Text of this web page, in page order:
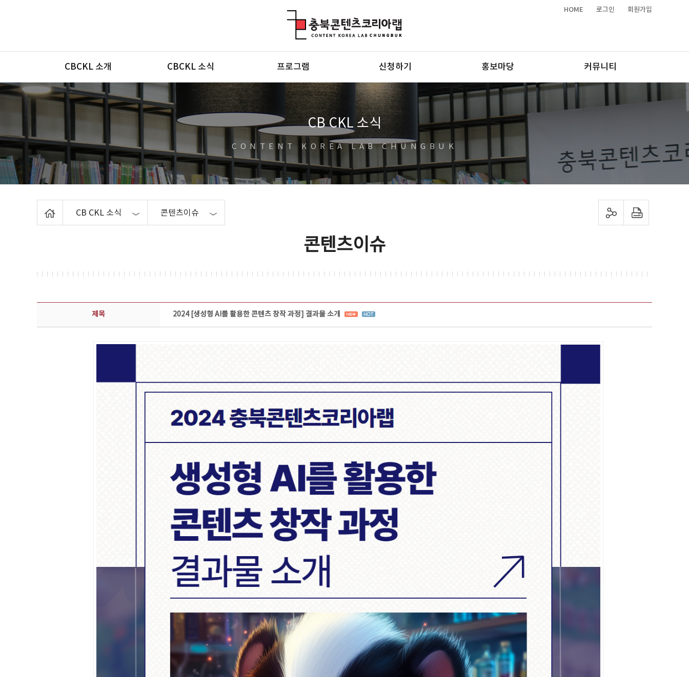
HOME 로그인 회원가입
메뉴
CBCKL 소개 CBCKL 소식 프로그램 신청하기 홍보마당 커뮤니티
CB CKL 소식
CONTENT KOREA LAB CHUNGBUK
CB CKL 소식 콘텐츠이슈 sns 공유하기 프린트하기
콘텐츠이슈
콘텐츠이슈 상세보기 - 제목, 담당부서, 담당자, 담당연락처, 내용, 첨부파일 정보 제공
제목 2024 [생성형 AI를 활용한 콘텐츠 창작 과정] 결과물 소개